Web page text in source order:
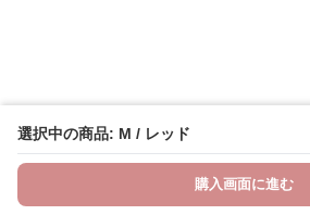
選択中の商品: M / レッド
購入画面に進む